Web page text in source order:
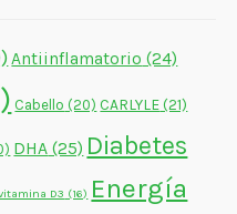
Antiinflamatorio (24)
Cabello (20) CARLYLE(21)
DHA (25) Diabetes
D3 (16) Energía